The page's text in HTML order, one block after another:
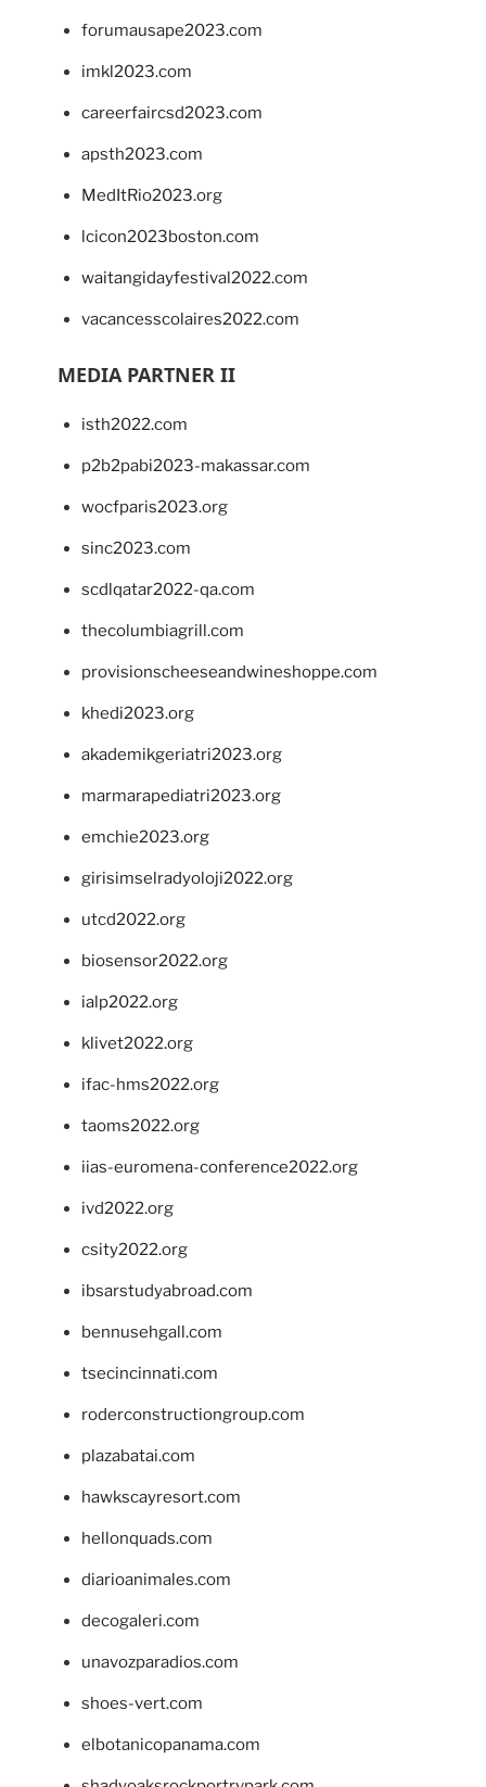
forumausape2023.com
imkl2023.com
careerfaircsd2023.com
apsth2023.com
MedItRio2023.org
lcicon2023boston.com
waitangidayfestival2022.com
vacancesscolaires2022.com
MEDIA PARTNER II
isth2022.com
p2b2pabi2023-makassar.com
wocfparis2023.org
sinc2023.com
scdlqatar2022-qa.com
thecolumbiagrill.com
provisionscheeseandwineshoppe.com
khedi2023.org
akademikgeriatri2023.org
marmarapediatri2023.org
emchie2023.org
girisimselradyoloji2022.org
utcd2022.org
biosensor2022.org
ialp2022.org
klivet2022.org
ifac-hms2022.org
taoms2022.org
iias-euromena-conference2022.org
ivd2022.org
csity2022.org
ibsarstudyabroad.com
bennusehgall.com
tsecincinnati.com
roderconstructiongroup.com
plazabatai.com
hawkscayresort.com
hellonquads.com
diarioanimales.com
decogaleri.com
unavozparadios.com
shoes-vert.com
elbotanicopanama.com